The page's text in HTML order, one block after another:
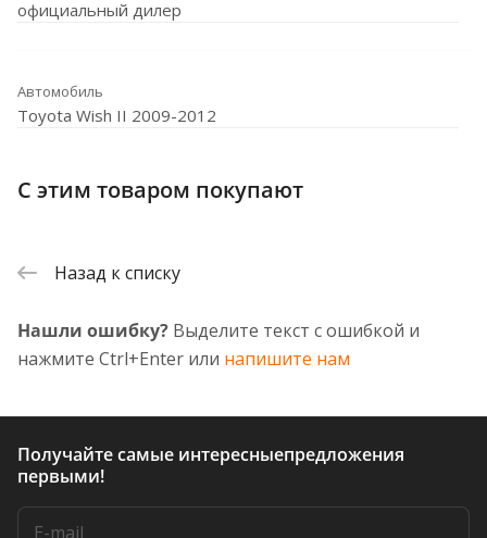
официальный дилер
Автомобиль
Toyota Wish II 2009-2012
С этим товаром покупают
Назад к списку
Нашли ошибку? Выделите текст с ошибкой и
нажмите Ctrl+Enter или напишите нам
Получайте самые интересныепредложения
первыми!